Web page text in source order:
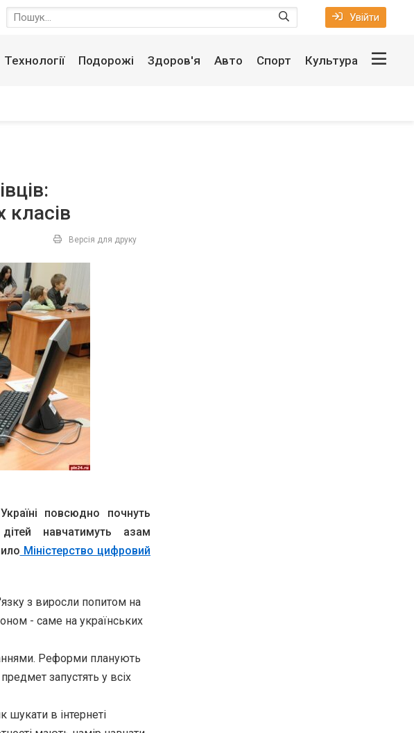
Увійти
Технології Подорожі Здоров'я Авто Спорт Культура
класів
Версія для друку
повсюдно почнуть
навчатимуть азам
Міністерство цифровий
з виросли попитом на
- саме на українських
Реформи планують
запустять у всіх
шукати в інтернеті